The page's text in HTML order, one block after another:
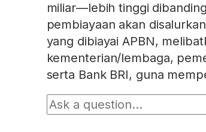
miliar—lebih tinggi
pembiayaan akan
yang dibiayai APBN,
kementerian/lembaga,
serta Bank BRI, guna